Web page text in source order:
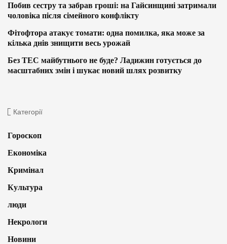
Побив сестру та забрав гроші: на Гайсинщині затримали
чоловіка після сімейного конфлікту
Фітофтора атакує томати: одна помилка, яка може за
кілька днів знищити весь урожай
Без ТЕС майбутнього не буде? Ладижин готується до
масштабних змін і шукає новий шлях розвитку
Категорії
Гороскоп
Економіка
Кримінал
Культура
люди
Некрологи
Новини